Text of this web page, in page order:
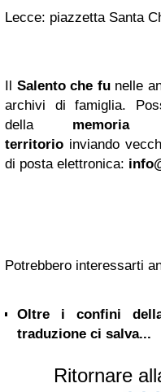
Lecce: piazzetta Santa
Il Salento che funelle
archivi di famiglia.
della
territorio inviando
di posta elettronica:
Potrebbero interessarti
Oltre i confini
traduzione ci salva...
Ritornare